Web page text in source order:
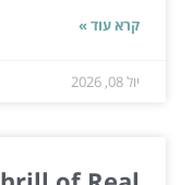
קרא עוד »
יול 08, 2026